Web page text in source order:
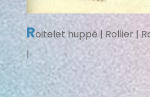
Roitelet huppé | Rollier |
|